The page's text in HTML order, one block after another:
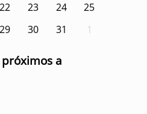
22 23 24
25
29 30 31 1
a